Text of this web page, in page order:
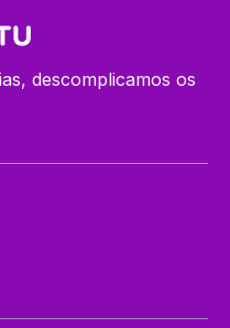
descomplicamos os